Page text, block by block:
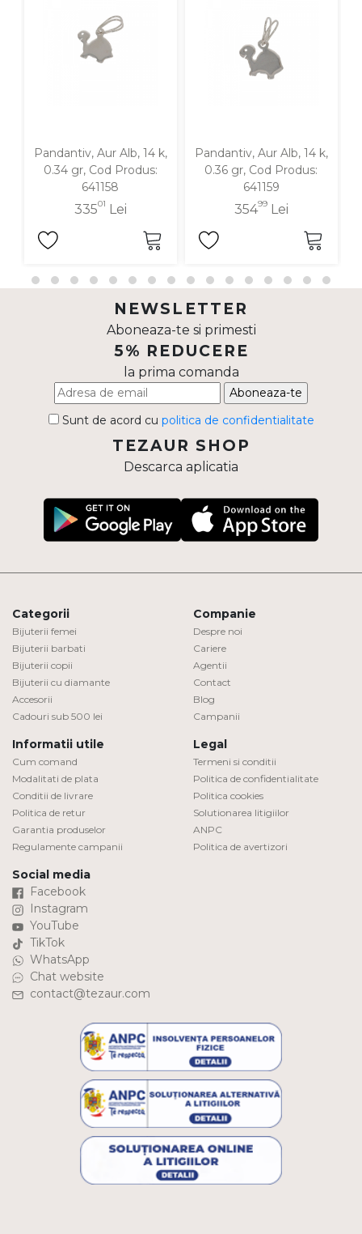
Pandantiv, Aur Alb, 14 k,
0.34 gr, Cod Produs:
641158
33501 Lei
Pandantiv, Aur Alb, 14 k,
0.36 gr, Cod Produs:
641159
35499Lei
NEWSLETTER
Aboneaza-te si primesti
5% REDUCERE
la prima comanda
Aboneaza-te
Sunt de acord cu politica de confidentialitate
TEZAUR SHOP
Descarca aplicatia
Categorii
Bijuterii femei
Bijuterii barbati
Bijuterii copii
Bijuterii cu diamante
Accesorii
Cadouri sub 500 lei
Companie
Despre noi
Cariere
Agentii
Contact
Blog
Campanii
Informatii utile
Cum comand
Modalitati de plata
Conditii de livrare
Politica de retur
Garantia produselor
Regulamente campanii
Legal
Termeni si conditii
Politica de confidentialitate
Politica cookies
Solutionarea litigiilor
ANPC
Politica de avertizori
Social media
Facebook
Instagram
YouTube
TikTok
WhatsApp
Chat website
contact@tezaur.com